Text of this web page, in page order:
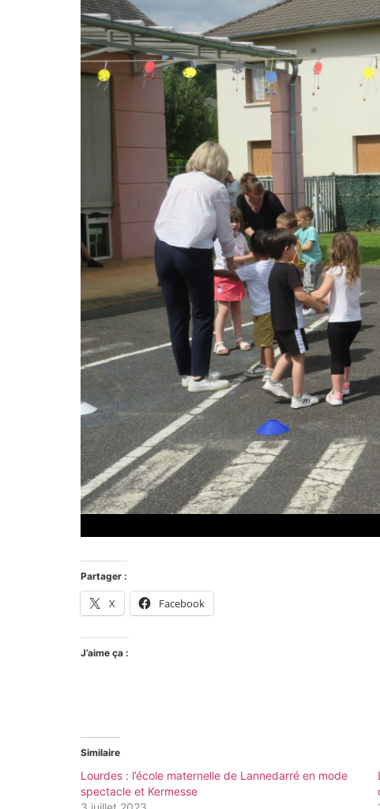
Partager :
X Facebook
J’aime ça :
Similaire
Lourdes : l’école maternelle de Lannedarré en mode
spectacle et Kermesse